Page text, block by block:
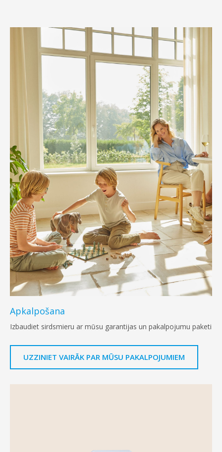
Apkalpošana
Izbaudiet sirdsmieru ar mūsu garantijas un pakalpojumu paketi
UZZINIET VAIRĀK PAR MŪSU PAKALPOJUMIEM